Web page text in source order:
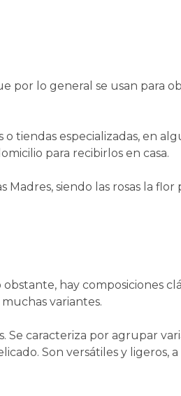
por lo general se usan para
tiendas especializadas, en
para recibirlos en casa.
siendo las rosas la
hay composiciones
variantes.
caracteriza por agrupar
Son versátiles y ligeros, a